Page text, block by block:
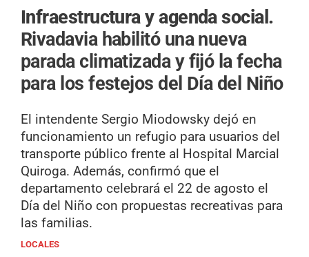
Infraestructura y agenda social.
Rivadavia habilitó una nueva
parada climatizada y fijó la fecha
para los festejos del Día del Niño
El intendente Sergio Miodowsky dejó en
funcionamiento un refugio para usuarios del
transporte público frente al Hospital Marcial
Quiroga. Además, confirmó que el
departamento celebrará el 22 de agosto el
Día del Niño con propuestas recreativas para
las familias.
LOCALES